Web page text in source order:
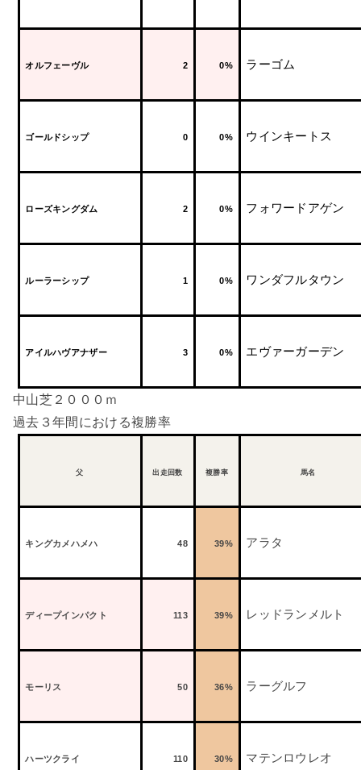
オルフェーヴル 2 0% ラーゴム
ゴールドシップ 0 0% ウインキートス
ローズキングダム 2 0% フォワードアゲン
ルーラーシップ 1 0% ワンダフルタウン
アイルハヴアナザー 3 0% エヴァーガーデン
中山芝２０００ｍ
過去３年間における複勝率
父 出走回数 複勝率 馬名
キングカメハメハ 48 39% アラタ
ディープインパクト 113 39% レッドランメルト
モーリス 50 36% ラーグルフ
ハーツクライ 110 30% マテンロウレオ